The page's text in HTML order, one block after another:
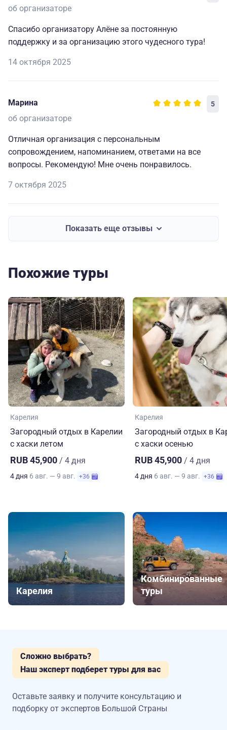
об организаторе
Спасибо организатору Алёне за постоянную
поддержку и за организацию этого чудесного тура!
14 октября 2025
Марина 5
об организаторе
Отличная организация с персональным
сопровождением, напоминанием, ответами на все
вопросы. Рекомендую! Мне очень понравилось.
7 октября 2025
Показать еще отзывы
Похожие туры
Карелия
Загородный отдых в Карелии
с хаски летом
RUB 45,900 / 4 дня
4 дня 6 авг. — 9 авг. +36
Карелия
Загородный отдых в
с хаски осенью
RUB 45,900 / 4 дня
4 дня 6 авг. — 9 авг. +36
Карелия
Комбинированные
туры
Сложно выбрать?
Наш эксперт подберет туры для вас
Оставьте заявку и получите консультацию и
подборку от экспертов Большой Страны